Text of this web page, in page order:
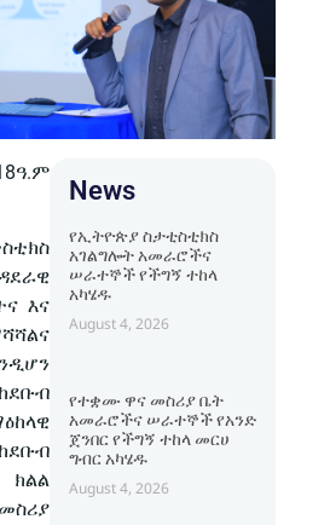
እና
News
የኢትዮጵያ ስታቲስቲክስ
አገልግሎት አመራሮችና
ሠራተኞች የችግኝ ተከላ
አካሄዱ
August 4, 2026
የተቋሙ ዋና መስሪያ ቤት
አመራሮችና ሠራተኞች የአንድ
ጀንበር የችግኝ ተከላ መርሀ
ግብር አካሄዱ
August 4, 2026